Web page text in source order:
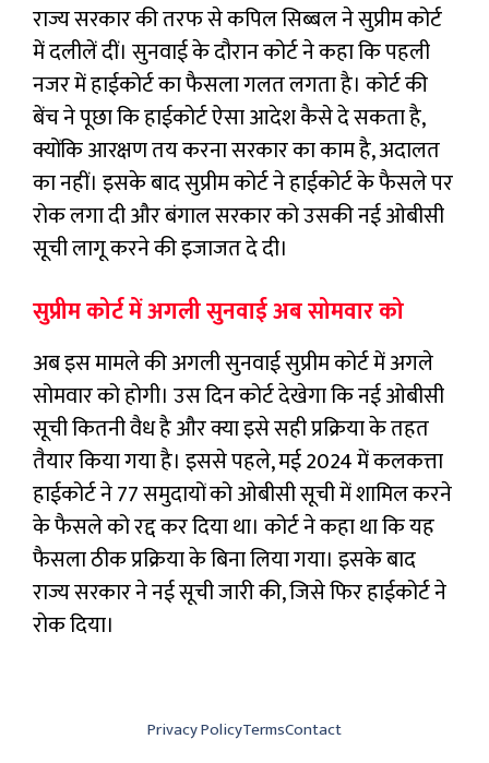
राज्य सरकार की तरफ से कपिल सिब्बल ने सुप्रीम कोर्ट
में दलीलें दीं। सुनवाई के दौरान कोर्ट ने कहा कि पहली
नजर में हाईकोर्ट का फैसला गलत लगता है। कोर्ट की
बेंच ने पूछा कि हाईकोर्ट ऐसा आदेश कैसे दे सकता है,
क्योंकि आरक्षण तय करना सरकार का काम है, अदालत
का नहीं। इसके बाद सुप्रीम कोर्ट ने हाईकोर्ट के फैसले पर
रोक लगा दी और बंगाल सरकार को उसकी नई ओबीसी
सूची लागू करने की इजाजत दे दी।
सुप्रीम कोर्ट में अगली सुनवाई अब सोमवार को
अब इस मामले की अगली सुनवाई सुप्रीम कोर्ट में अगले
सोमवार को होगी। उस दिन कोर्ट देखेगा कि नई ओबीसी
सूची कितनी वैध है और क्या इसे सही प्रक्रिया के तहत
तैयार किया गया है। इससे पहले, मई 2024 में कलकत्ता
हाईकोर्ट ने 77 समुदायों को ओबीसी सूची में शामिल करने
के फैसले को रद्द कर दिया था। कोर्ट ने कहा था कि यह
फैसला ठीक प्रक्रिया के बिना लिया गया। इसके बाद
राज्य सरकार ने नई सूची जारी की, जिसे फिर हाईकोर्ट ने
रोक दिया।
Privacy PolicyTermsContact